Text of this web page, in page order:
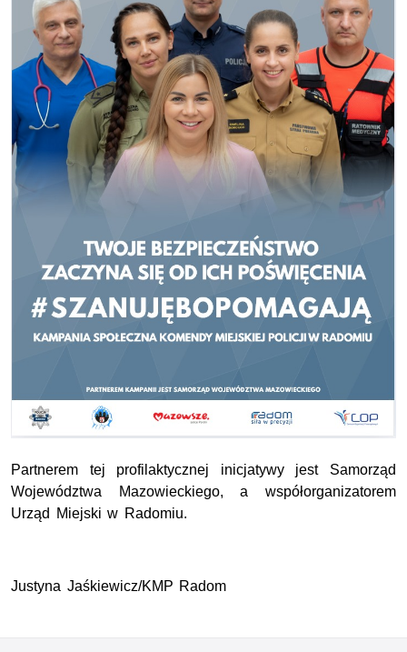
Partnerem tej profilaktycznej inicjatywy jest Samorząd
Województwa Mazowieckiego, a współorganizatorem
Urząd Miejski w Radomiu.
Justyna Jaśkiewicz/KMP Radom